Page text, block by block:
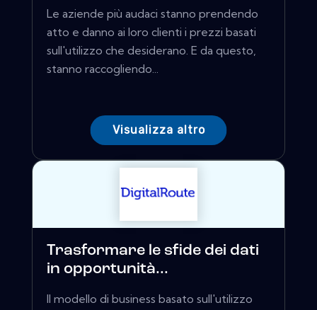
Le aziende più audaci stanno prendendo
atto e danno ai loro clienti i prezzi basati
sull'utilizzo che desiderano. E da questo,
stanno raccogliendo...
Visualizza altro
Trasformare le sfide dei dati
in opportunità...
Il modello di business basato sull'utilizzo